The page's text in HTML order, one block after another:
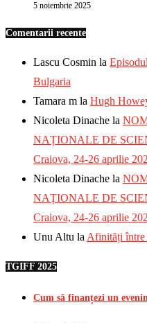
5 noiembrie 2025
Comentarii recente
Lascu Cosmin la
Bulgaria
Tamara m la Hugh
Nicoleta Dinache la
NAȚIONALE DE
Craiova, 24-26 aprilie
Nicoleta Dinache la
NAȚIONALE DE
Craiova, 24-26 aprilie
Unu Altu la Afinități între
TGIFF 2025
Cum să finanțezi un